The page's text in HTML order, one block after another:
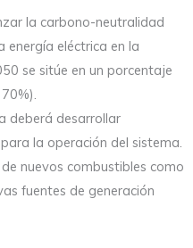
la carbono-neutralidad
energía eléctrica en la
se sitúe en un porcentaje
deberá desarrollar
la operación del sistema.
nuevos combustibles como
fuentes de generación